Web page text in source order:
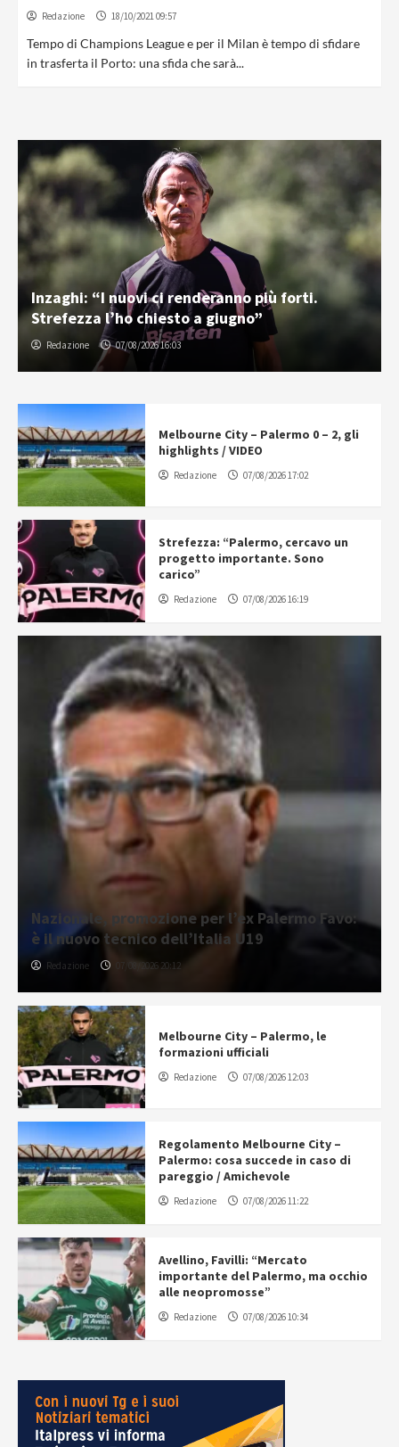
Redazione 18/10/2021 09:57
Tempo di Champions League e per il Milan è tempo di sfidare
in trasferta il Porto: una sfida che sarà...
Inzaghi: “I nuovi ci renderanno più forti.
Strefezza l’ho chiesto a giugno”
Redazione 07/08/2026 16:03
Melbourne City – Palermo 0 – 2, gli
highlights / VIDEO
Redazione 07/08/2026 17:02
Strefezza: “Palermo, cercavo un
progetto importante. Sono
carico”
Redazione 07/08/2026 16:19
Nazionale, promozione per l’ex Palermo Favo:
è il nuovo tecnico dell’Italia U19
Redazione 07/08/2026 20:12
Melbourne City – Palermo, le
formazioni ufficiali
Redazione 07/08/2026 12:03
Regolamento Melbourne City –
Palermo: cosa succede in caso di
pareggio / Amichevole
Redazione 07/08/2026 11:22
Avellino, Favilli: “Mercato
importante del Palermo, ma occhio
alle neopromosse”
Redazione 07/08/2026 10:34